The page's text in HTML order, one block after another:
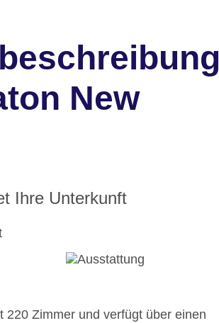
New
Ihre Unterkunft
220 Zimmer und verfügt über einen